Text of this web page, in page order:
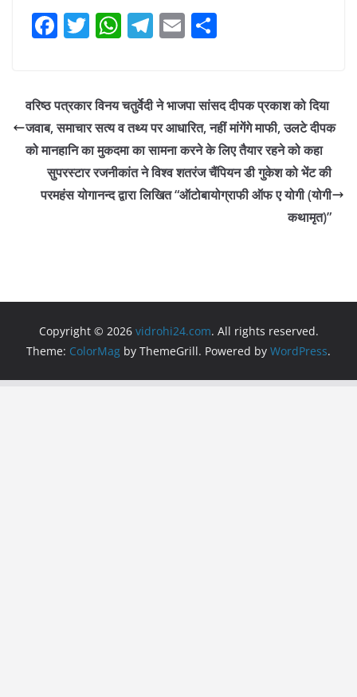
F
e
b
o
o
k
T
er
W
s
A
p
p
T
gr
a
m
E
l e
वरिष्ठ पत्रकार विनय चतुर्वेदी ने भाजपा सांसद दीपक प्रकाश को दिया
जवाब, समाचार सत्य व तथ्य पर आधारित, नहीं मांगेंगे माफी, उलटे दीपक
को मानहानि का मुकदमा का सामना करने के लिए तैयार रहने को कहा
सुपरस्टार रजनीकांत ने विश्व शतरंज चैंपियन डी गुकेश को भेंट की
परमहंस योगानन्द द्वारा लिखित “ऑटोबायोग्राफी ऑफ ए योगी (योगी
कथामृत)”
Copyright © 2026 vidrohi24.com. All rights reserved.
Theme: ColorMag by ThemeGrill. Powered by WordPress.